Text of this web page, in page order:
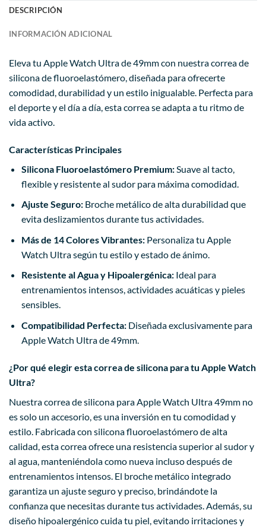
DESCRIPCIÓN
INFORMACIÓN ADICIONAL
Eleva tu Apple Watch Ultra de 49mm con nuestra correa de
silicona de fluoroelastómero, diseñada para ofrecerte
comodidad, durabilidad y un estilo inigualable. Perfecta para
el deporte y el día a día, esta correa se adapta a tu ritmo de
vida activo.
Características Principales
Silicona Fluoroelastómero Premium:Suave al tacto,
flexible y resistente al sudor para máxima comodidad.
Ajuste Seguro:Broche metálico de alta durabilidad que
evita deslizamientos durante tus actividades.
Más de 14 Colores Vibrantes:Personaliza tu Apple
Watch Ultra según tu estilo y estado de ánimo.
Resistente al Agua y Hipoalergénica:Ideal para
entrenamientos intensos, actividades acuáticas y pieles
sensibles.
Compatibilidad Perfecta:Diseñada exclusivamente para
Apple Watch Ultra de 49mm.
¿Por qué elegir esta correa de silicona para tu Apple Watch
Ultra?
Nuestra correa de silicona para Apple Watch Ultra 49mm no
es solo un accesorio, es una inversión en tu comodidad y
estilo. Fabricada con silicona fluoroelastómero de alta
calidad, esta correa ofrece una resistencia superior al sudor y
al agua, manteniéndola como nueva incluso después de
entrenamientos intensos. El broche metálico integrado
garantiza un ajuste seguro y preciso, brindándote la
confianza que necesitas durante tus actividades. Además, su
diseño hipoalergénico cuida tu piel, evitando irritaciones y